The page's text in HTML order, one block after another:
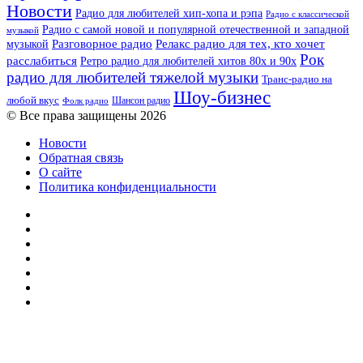
Новости Радио для любителей хип-хопа и рэпа Радио с классической
музыкой Радио с самой новой и популярной отечественной и западной
музыкой Разговорное радио Релакс радио для тех, кто хочет
расслабиться Ретро радио для любителей хитов 80х и 90х Рок
радио для любителей тяжелой музыки Транс-радио на
любой вкус Фолк радио Шансон радио Шоу-бизнес
© Все права защищены 2026
Новости
Обратная связь
О сайте
Политика конфиденциальности